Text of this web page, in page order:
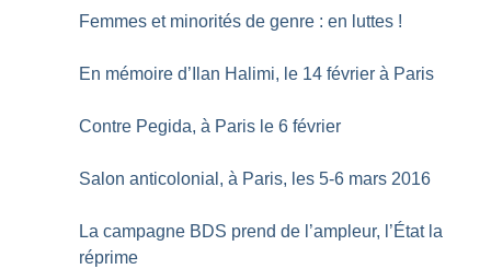
Femmes et minorités de genre : en luttes !
En mémoire d’Ilan Halimi, le 14 février à Paris
Contre Pegida, à Paris le 6 février
Salon anticolonial, à Paris, les 5-6 mars 2016
La campagne BDS prend de l’ampleur, l’État la
réprime